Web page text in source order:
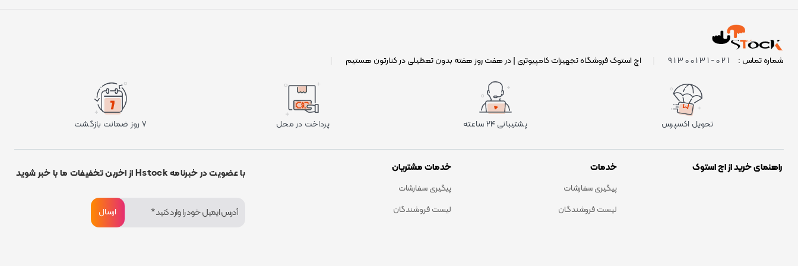
شماره تماس : 021-91300131 اچ استوک فروشگاه تجهیزات کامپیوتری | در هفت روز هفته بدون تعطیلی در کنارتون هستیم
تحویل اکسپرس پشتیبانی ۲۴ ساعته پرداخت در محل ۷ روز ضمانت بازگشت
راهنمای خرید از اچ استوک خدمات
پیگیری سفارشات
لیست فروشندگان
خدمات مشتریان
پیگیری سفارشات
لیست فروشندگان
با عضویت در خبرنامه Hstock از اخرین تخفیفات ما با خبر شوید